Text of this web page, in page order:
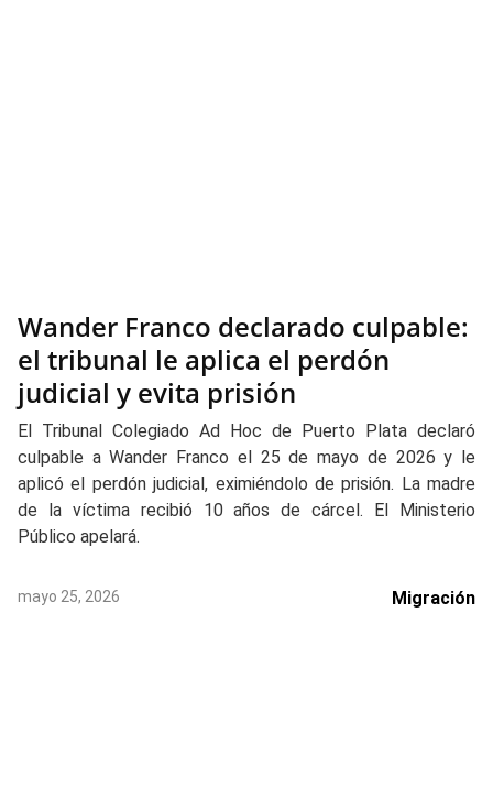
Wander Franco declarado culpable:
el tribunal le aplica el perdón
judicial y evita prisión
El Tribunal Colegiado Ad Hoc de Puerto Plata declaró
culpable a Wander Franco el 25 de mayo de 2026 y le
aplicó el perdón judicial, eximiéndolo de prisión. La madre
de la víctima recibió 10 años de cárcel. El Ministerio
Público apelará.
mayo 25, 2026 Migración